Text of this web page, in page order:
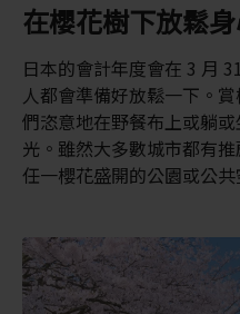
在櫻花樹下放鬆
日本的會計年度會在 3 月
人都會準備好放鬆一下。
們恣意地在野餐布上或躺
光。雖然大多數城市都有
任一櫻花盛開的公園或公共